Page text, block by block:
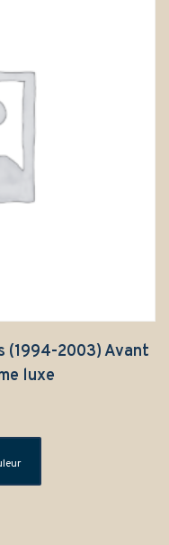
(1994-2003) Avant
luxe